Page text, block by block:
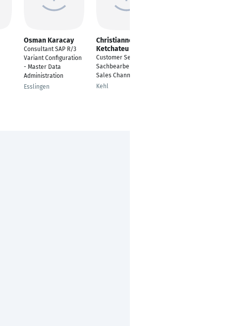
Osman Karacay
Consultant SAP R/3
Variant Configuration
- Master Data
Administration
Esslingen
Christianne
Ketchateu
Customer Service
Sachbearbeiter -
Sales Channels
Kehl